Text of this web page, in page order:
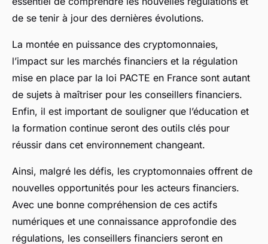
de se tenir à jour des dernières évolutions.
La montée en puissance des cryptomonnaies,
l’impact sur les marchés financiers et la régulation
mise en place par la loi PACTE en France sont autant
de sujets à maîtriser pour les conseillers financiers.
Enfin, il est important de souligner que l’éducation et
la formation continue seront des outils clés pour
réussir dans cet environnement changeant.
Ainsi, malgré les défis, les cryptomonnaies offrent de
nouvelles opportunités pour les acteurs financiers.
Avec une bonne compréhension de ces actifs
numériques et une connaissance approfondie des
régulations, les conseillers financiers seront en